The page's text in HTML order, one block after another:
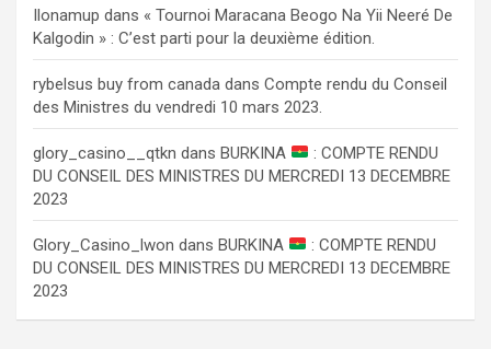
Ilonamup dans « Tournoi Maracana Beogo Na Yii Neeré De
Kalgodin » : C’est parti pour la deuxième édition.
rybelsus buy from canada dans Compte rendu du Conseil
des Ministres du vendredi 10 mars 2023.
glory_casino__qtkn dans BURKINA
: COMPTE RENDU
DU CONSEIL DES MINISTRES DU MERCREDI 13 DECEMBRE
2023
Glory_Casino_lwon dans BURKINA
: COMPTE RENDU
DU CONSEIL DES MINISTRES DU MERCREDI 13 DECEMBRE
2023